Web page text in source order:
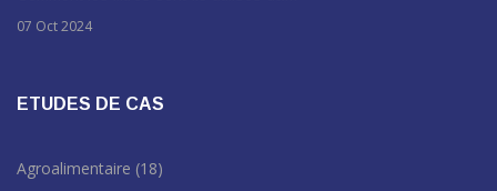
07 Oct 2024
ETUDES DE CAS
Agroalimentaire (18)